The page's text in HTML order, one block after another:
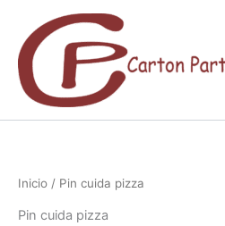
contenido
Inicio / Pin cuida pizza
Pin cuida pizza